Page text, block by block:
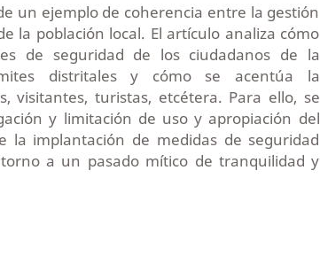
un ejemplo de coherencia entre la gestión
la población local. El artículo analiza cómo
de seguridad de los ciudadanos de la
distritales y cómo se acentúa la
visitantes, turistas, etcétera. Para ello, se
y limitación de uso y apropiación del
la implantación de medidas de seguridad
a un pasado mítico de tranquilidad y